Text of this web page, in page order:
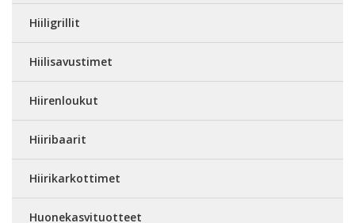
Hiiligrillit
Hiilisavustimet
Hiirenloukut
Hiiribaarit
Hiirikarkottimet
Huonekasvituotteet